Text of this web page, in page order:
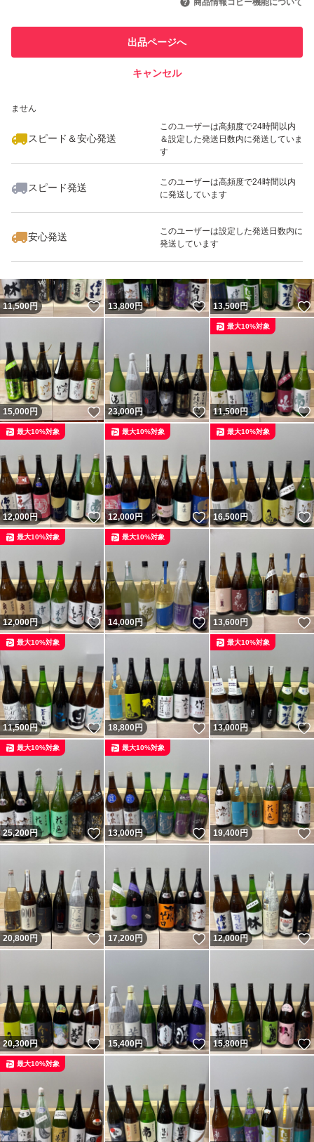
での取引実績があります
ません
スピード＆安心発送
このユーザーは高頻度で24時間以内
＆設定した発送日数内に発送していま
す
スピード発送
このユーザーは高頻度で24時間以内
に発送しています
安心発送
このユーザーは設定した発送日数内に
発送しています
商品情報コピー機能について
出品ページへ
キャンセル
いいね！
14,500
11,500円 いいね！
13,800円 いいね！
13,500円
15,000円 いいね！
23,000円 いいね！
11,500円
最大10%対象
12,000円 いいね！
最大10%対象
12,000円 いいね！
最大10%対象
16,500円
最大10%対象
12,000円 いいね！
最大10%対象
14,000円 いいね！
最大10%対象
13,600円
11,500円 いいね！
最大10%対象
18,800円 いいね！
13,000円
最大10%対象
25,200円 いいね！
最大10%対象
13,000円 いいね！
最大10%対象
19,400円
20,800円 いいね！
17,200円 いいね！
12,000円
20,300円 いいね！
15,400円 いいね！
15,800円
最大10%対象